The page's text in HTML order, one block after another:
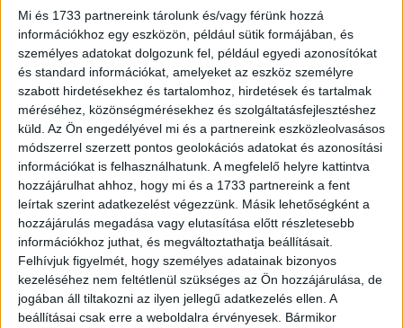
Mi és 1733 partnereink tárolunk és/vagy férünk hozzá
információkhoz egy eszközön, például sütik formájában, és
személyes adatokat dolgozunk fel, például egyedi azonosítókat
és standard információkat, amelyeket az eszköz személyre
szabott hirdetésekhez és tartalomhoz, hirdetések és tartalmak
méréséhez, közönségmérésekhez és szolgáltatásfejlesztéshez
küld. Az Ön engedélyével mi és a partnereink eszközleolvasásos
módszerrel szerzett pontos geolokációs adatokat és azonosítási
információkat is felhasználhatunk. A megfelelő helyre kattintva
hozzájárulhat ahhoz, hogy mi és a 1733 partnereink a fent
leírtak szerint adatkezelést végezzünk. Másik lehetőségként a
hozzájárulás megadása vagy elutasítása előtt részletesebb
információkhoz juthat, és megváltoztathatja beállításait.
Felhívjuk figyelmét, hogy személyes adatainak bizonyos
kezeléséhez nem feltétlenül szükséges az Ön hozzájárulása, de
jogában áll tiltakozni az ilyen jellegű adatkezelés ellen. A
beállításai csak erre a weboldalra érvényesek. Bármikor
tanultunk a gondolkodásukból – így vált egy kicsit
interaktívvá a program. Mindhárom dobogós csapat
kiemelkedő teljesítményt nyújtott és a győztes páros jó
eséllyel indul a nemzetközi döntőben is.”
A selejtező dobogós csapatai:
helyezett: Szerdahelyi Kornélia, Kotroczó Eszter – Salt
Communications
helyezett: Góczán Tamara, Kiss Panni – VML
helyezett: Korcsmáros Anna, Szebenszki Noémi – Next9